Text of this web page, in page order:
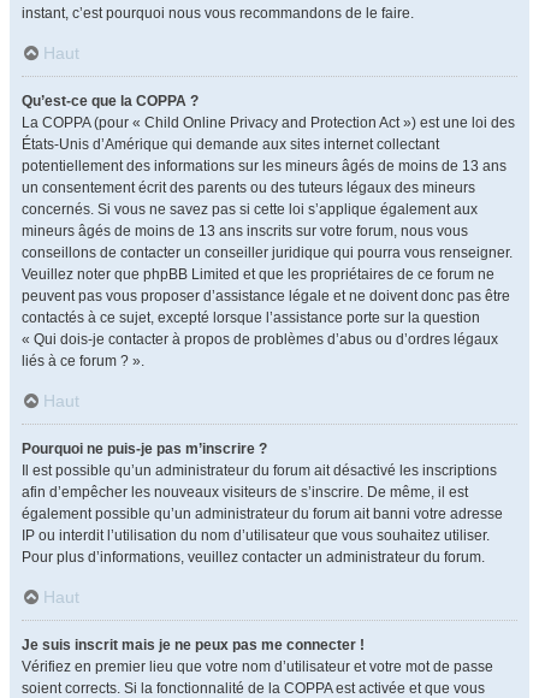
instant, c’est pourquoi nous vous recommandons de le faire.
Haut
Qu’est-ce que la COPPA ?
La COPPA (pour « Child Online Privacy and Protection Act ») est une loi des
États-Unis d’Amérique qui demande aux sites internet collectant
potentiellement des informations sur les mineurs âgés de moins de 13 ans
un consentement écrit des parents ou des tuteurs légaux des mineurs
concernés. Si vous ne savez pas si cette loi s’applique également aux
mineurs âgés de moins de 13 ans inscrits sur votre forum, nous vous
conseillons de contacter un conseiller juridique qui pourra vous renseigner.
Veuillez noter que phpBB Limited et que les propriétaires de ce forum ne
peuvent pas vous proposer d’assistance légale et ne doivent donc pas être
contactés à ce sujet, excepté lorsque l’assistance porte sur la question
« Qui dois-je contacter à propos de problèmes d’abus ou d’ordres légaux
liés à ce forum ? ».
Haut
Pourquoi ne puis-je pas m’inscrire ?
Il est possible qu’un administrateur du forum ait désactivé les inscriptions
afin d’empêcher les nouveaux visiteurs de s’inscrire. De même, il est
également possible qu’un administrateur du forum ait banni votre adresse
IP ou interdit l’utilisation du nom d’utilisateur que vous souhaitez utiliser.
Pour plus d’informations, veuillez contacter un administrateur du forum.
Haut
Je suis inscrit mais je ne peux pas me connecter !
Vérifiez en premier lieu que votre nom d’utilisateur et votre mot de passe
soient corrects. Si la fonctionnalité de la COPPA est activée et que vous